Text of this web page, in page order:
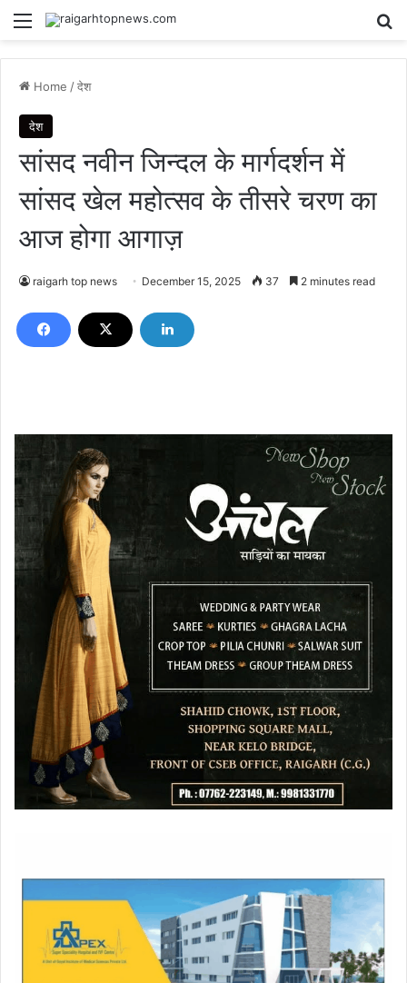
Menu
Home /देश
देश
सांसद नवीन जिन्दल के मार्गदर्शन में
सांसद खेल महोत्सव के तीसरे चरण का
आज होगा आगाज़
raigarh top news December 15, 2025 37 2 minutes read